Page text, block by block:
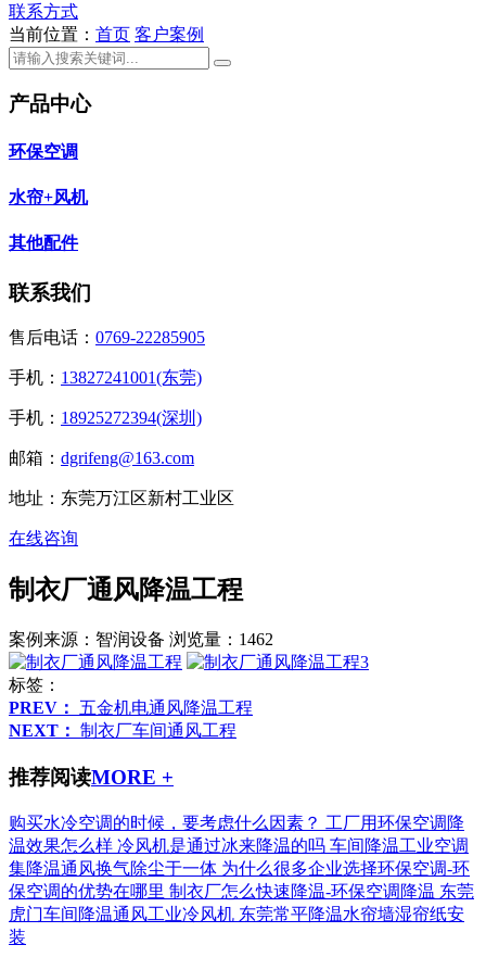
联系方式
当前位置： 首页 客户案例
产品中心
环保空调
水帘+风机
其他配件
联系我们
售后电话： 0769-22285905
手机： 13827241001(东莞)
手机： 18925272394(深圳)
邮箱： dgrifeng@163.com
地址：东莞万江区新村工业区
在线咨询
制衣厂通风降温工程
案例来源：智润设备 浏览量：1462
标签：
PREV：
五金机电通风降温工程
NEXT： 制衣厂车间通风工程
推荐阅读MORE +
购买水冷空调的时候，要考虑什么因素？ 工厂用环保空调降
温效果怎么样 冷风机是通过冰来降温的吗 车间降温工业空调
集降温通风换气除尘于一体 为什么很多企业选择环保空调-环
保空调的优势在哪里 制衣厂怎么快速降温-环保空调降温 东莞
虎门车间降温通风工业冷风机 东莞常平降温水帘墙湿帘纸安
装